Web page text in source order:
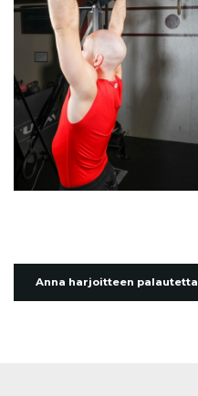
Anna harjoitteen palautetta